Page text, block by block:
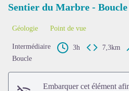
Sentier du Marbre - Boucle
Géologie Point de vue
Intermédiaire 3h 7,3km
Boucle
Embarquer cet élément